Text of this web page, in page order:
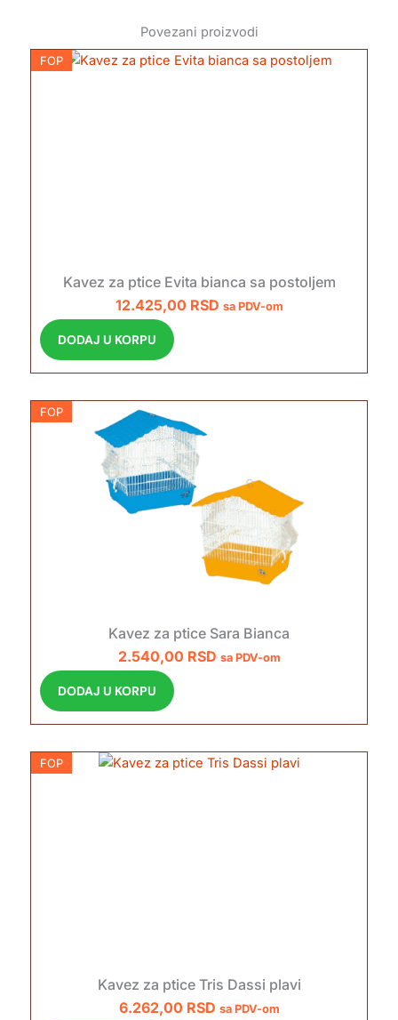
Povezani proizvodi
FOP
Kavez za ptice Evita bianca sa postoljem
12.425,00 RSD sa PDV-om
DODAJ U KORPU
FOP
Kavez za ptice Sara Bianca
2.540,00 RSD sa PDV-om
DODAJ U KORPU
FOP
Kavez za ptice Tris Dassi plavi
6.262,00 RSD sa PDV-om